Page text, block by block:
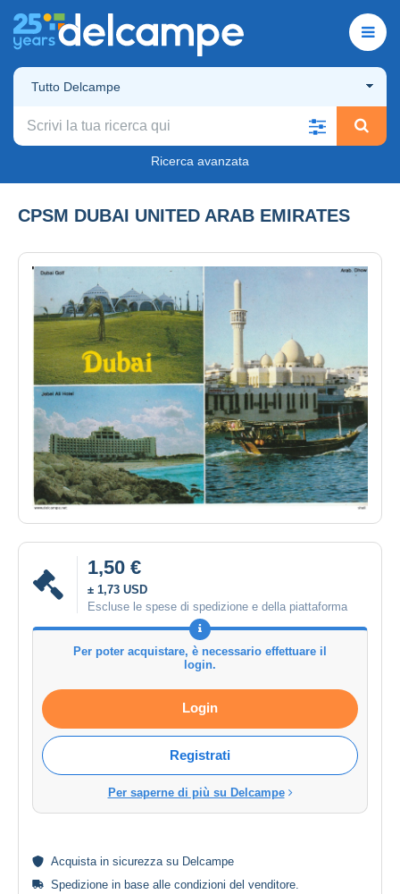
Tutto Delcampe
Ricerca avanzata
CPSM DUBAI UNITED ARAB EMIRATES
1,50 €
± 1,73 USD
Escluse le spese di spedizione e della piattaforma
Per poter acquistare, è necessario effettuare il
login.
Login
Registrati
Per saperne di più su Delcampe
Acquista in sicurezza su Delcampe
Spedizione in base alle condizioni del venditore